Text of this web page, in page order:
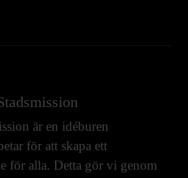
är en idéburen
för att skapa ett
för alla. Detta gör vi genom